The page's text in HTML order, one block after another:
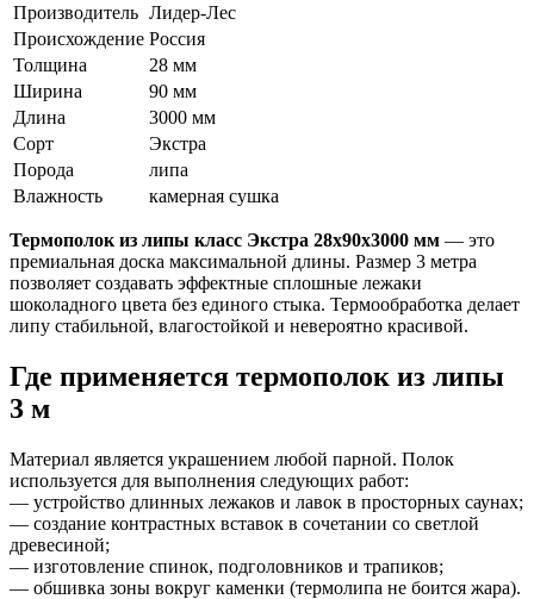
Производитель Лидер-Лес
Происхождение Россия
Толщина
28 мм
Ширина
90 мм
Длина
3000 мм
Сорт
Экстра
Порода
липа
Влажность
камерная сушка
Термополок из липы класс Экстра 28x90x3000 мм — это
премиальная доска максимальной длины. Размер 3 метра
позволяет создавать эффектные сплошные лежаки
шоколадного цвета без единого стыка. Термообработка делает
липу стабильной, влагостойкой и невероятно красивой.
Где применяется термополок из липы
3 м
Материал является украшением любой парной. Полок
используется для выполнения следующих работ:
— устройство длинных лежаков и лавок в просторных саунах;
— создание контрастных вставок в сочетании со светлой
древесиной;
— изготовление спинок, подголовников и трапиков;
— обшивка зоны вокруг каменки (термолипа не боится жара).